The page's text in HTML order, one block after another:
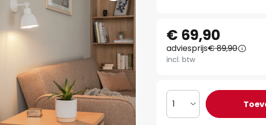
€ 69,90
adviesprijs€ 89,90
incl. btw
1